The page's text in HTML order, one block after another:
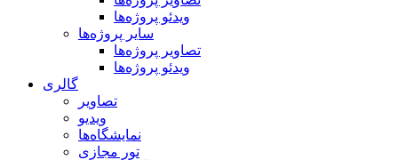
ویدئو پروژه‌ها
سایر پروژه‌ها
تصاویر پروژه‌ها
ویدئو پروژه‌ها
گالری
تصاویر
ویدیو
نمایشگاه‌ها
تور مجازی